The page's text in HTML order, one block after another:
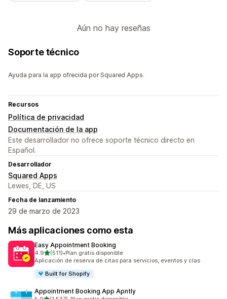
Aún no hay reseñas
Soporte técnico
Ayuda para la app ofrecida por Squared Apps.
Recursos
Política de privacidad
Documentación de la app
Este desarrollador no ofrece soporte técnico directo en
Español.
Desarrollador
Squared Apps
Lewes, DE, US
Fecha de lanzamiento
29 de marzo de 2023
Más aplicaciones como esta
Easy Appointment Booking
4.9de 5 estrellas
(511)
511 reseñas en total
•Plan gratis disponible
Aplicación de reserva de citas para servicios, eventos y clas
Built for Shopify
Appointment Booking App Apntly